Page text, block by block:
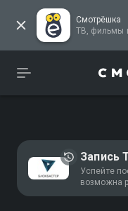
Смотрёшка
Запись
Успейте
возможна